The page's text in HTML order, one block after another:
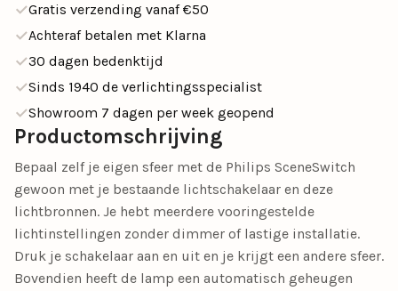
Gratis verzending vanaf €50
Achteraf betalen met Klarna
30 dagen bedenktijd
Sinds 1940 de verlichtingsspecialist
Showroom 7 dagen per week geopend
Productomschrijving
Bepaal zelf je eigen sfeer met de Philips SceneSwitch
gewoon met je bestaande lichtschakelaar en deze
lichtbronnen. Je hebt meerdere vooringestelde
lichtinstellingen zonder dimmer of lastige installatie.
Druk je schakelaar aan en uit en je krijgt een andere sfeer.
Bovendien heeft de lamp een automatisch geheugen